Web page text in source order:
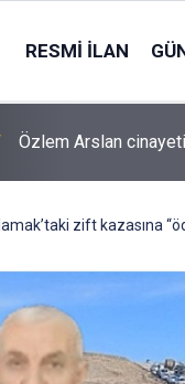
RESMI İLAN
Özlem Arslan
zift kazasına